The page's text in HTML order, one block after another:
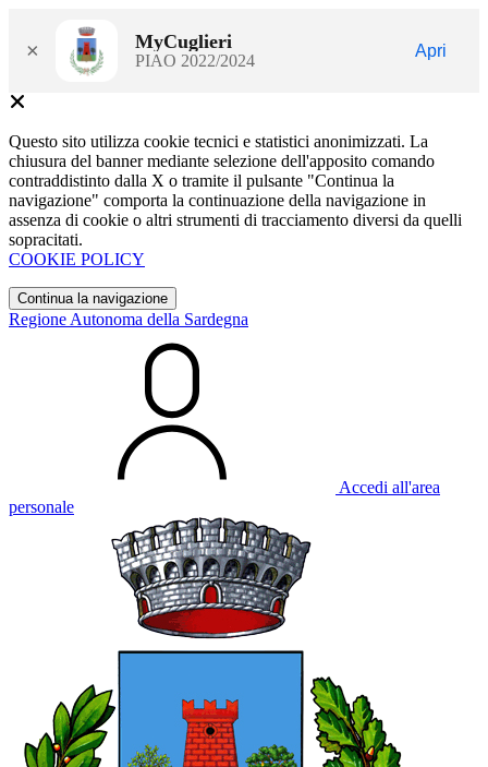
× MyCuglieri
PIAO 2022/2024
Apri
Questo sito utilizza cookie tecnici e statistici anonimizzati. La
chiusura del banner mediante selezione dell'apposito comando
contraddistinto dalla X o tramite il pulsante "Continua la
navigazione" comporta la continuazione della navigazione in
assenza di cookie o altri strumenti di tracciamento diversi da quelli
sopracitati.
COOKIE POLICY
Continua la navigazione
Regione Autonoma della Sardegna
Accedi all'area
personale